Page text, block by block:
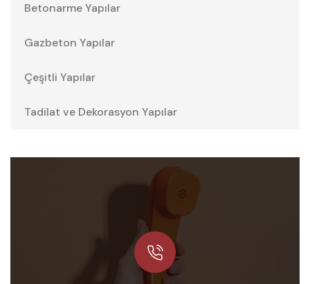
Betonarme Yapılar
Gazbeton Yapılar
Çeşitli Yapılar
Tadilat ve Dekorasyon Yapılar